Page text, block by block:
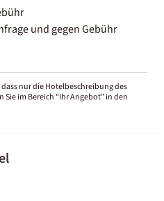
und gegen Gebühr
nur die Hotelbeschreibung des
im Bereich “Ihr Angebot” in den